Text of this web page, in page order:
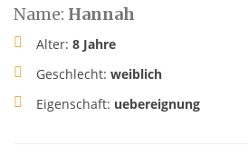
Name: Hannah
Alter: 8 Jahre
Geschlecht: weiblich
Eigenschaft: uebereignung